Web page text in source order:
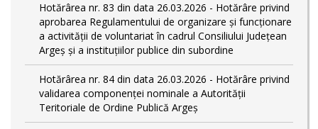
Hotărârea nr. 83 din data 26.03.2026 - Hotărâre privind
aprobarea Regulamentului de organizare și funcționare
a activității de voluntariat în cadrul Consiliului Județean
Argeș și a instituțiilor publice din subordine
Hotărârea nr. 84 din data 26.03.2026 - Hotărâre privind
validarea componenței nominale a Autorității
Teritoriale de Ordine Publică Argeș